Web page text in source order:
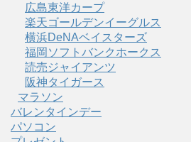
広島東洋カープ
楽天ゴールデンイーグルス
横浜DeNAベイスターズ
福岡ソフトバンクホークス
読売ジャイアンツ
阪神タイガース
マラソン
バレンタインデー
パソコン